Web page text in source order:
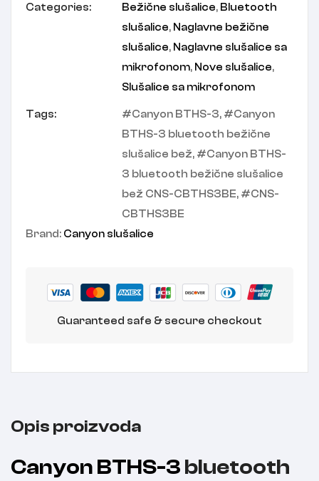
Categories: Bežične slušalice, Bluetooth
slušalice, Naglavne bežične
slušalice, Naglavne slušalice sa
mikrofonom, Nove slušalice,
Slušalice sa mikrofonom
Tags: Canyon BTHS-3,
Canyon
BTHS-3 bluetooth bežične
slušalice bež,
Canyon BTHS-
3 bluetooth bežične slušalice
bež CNS-CBTHS3BE,
CNS-
CBTHS3BE
Brand: Canyon slušalice
Guaranteed safe & secure checkout
Opis proizvoda
Canyon BTHS-3 bluetooth